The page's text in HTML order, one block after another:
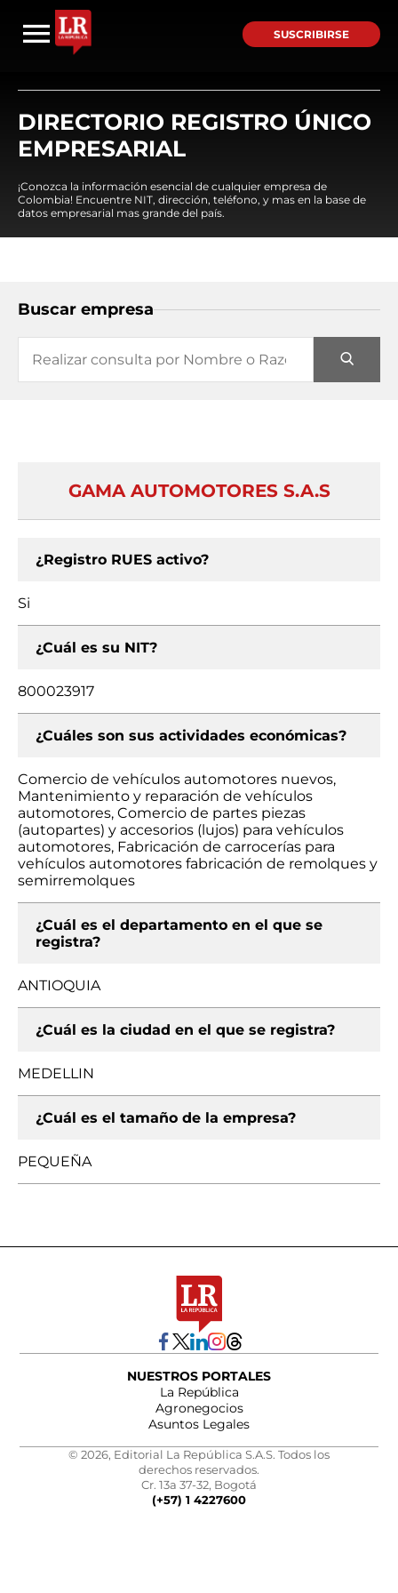
SUSCRIBIRSE
DIRECTORIO REGISTRO ÚNICO
EMPRESARIAL
¡Conozca la información esencial de cualquier empresa de
Colombia! Encuentre NIT, dirección, teléfono, y mas en la base de
datos empresarial mas grande del país.
Buscar empresa
GAMA AUTOMOTORES S.A.S
¿Registro RUES activo?
Si
¿Cuál es su NIT?
800023917
¿Cuáles son sus actividades económicas?
Comercio de vehículos automotores nuevos,
Mantenimiento y reparación de vehículos
automotores, Comercio de partes piezas
(autopartes) y accesorios (lujos) para vehículos
automotores, Fabricación de carrocerías para
vehículos automotores fabricación de remolques y
semirremolques
¿Cuál es el departamento en el que se
registra?
ANTIOQUIA
¿Cuál es la ciudad en el que se registra?
MEDELLIN
¿Cuál es el tamaño de la empresa?
PEQUEÑA
NUESTROS PORTALES
La República
Agronegocios
Asuntos Legales
© 2026, Editorial La República S.A.S. Todos los
derechos reservados.
Cr. 13a 37-32, Bogotá
(+57) 1 4227600